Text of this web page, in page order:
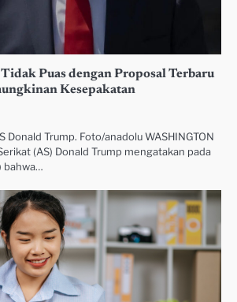
Puas dengan Proposal Terbaru
Kesepakatan
Donald Trump. Foto/anadolu WASHINGTON
(AS) Donald Trump mengatakan pada
bahwa…